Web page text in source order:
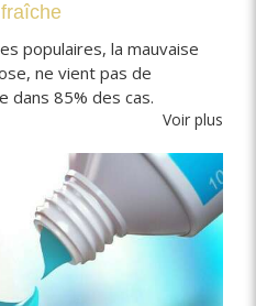
populaires, la mauvaise
ne vient pas de
dans 85% des cas.
Voir plus